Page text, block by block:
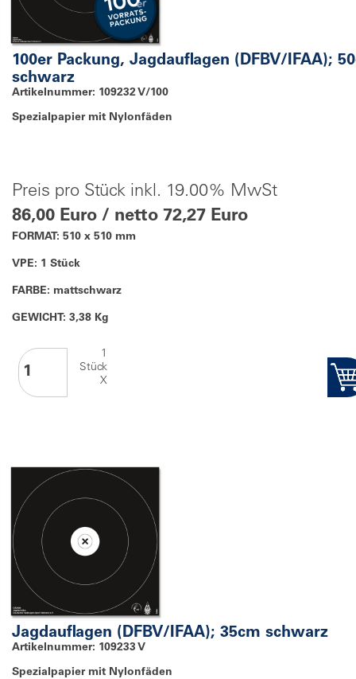
100er Packung, Jagdauflagen (DFBV/IFAA);
schwarz
Artikelnummer: 109232 V/100
Spezialpapier mit Nylonfäden
Preis pro Stück inkl. 19.00% MwSt
86,00 Euro / netto 72,27 Euro
FORMAT: 510 x 510 mm
VPE: 1 Stück
FARBE: mattschwarz
GEWICHT: 3,38 Kg
1
Stück
X
Jagdauflagen (DFBV/IFAA); 35cm schwarz
Artikelnummer: 109233 V
Spezialpapier mit Nylonfäden